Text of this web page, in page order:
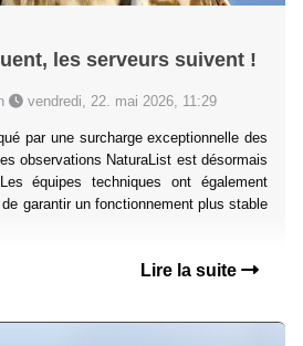
les serveurs suivent !
vendredi, 22. mai 2026, 11:29
par une surcharge exceptionnelle des
observations NaturaList est désormais
équipes techniques ont également
garantir un fonctionnement plus stable
Lire la suite